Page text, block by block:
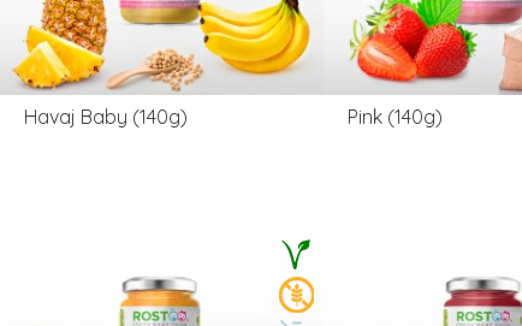
Havaj Baby (140g) Pink (140g)